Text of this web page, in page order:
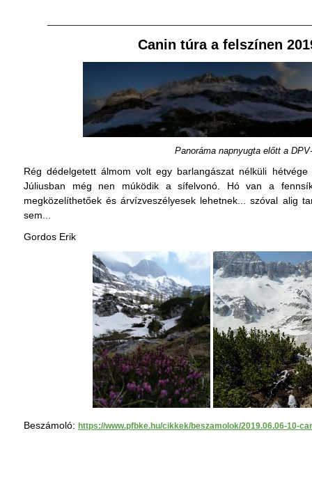
Canin túra a felszínen
Panoráma napnyugta előtt a
Rég dédelgetett álmom volt egy barlangászat nélküli
Júliusban még nen múködik a sífelvonó. Hó van a
megközelíthetőek és árvízveszélyesek lehetnek... szóval alig
sem...
Gordos Erik
Beszámoló: https://www.pfbke.hu/cikkek/beszamolok/2019.06.06-10-